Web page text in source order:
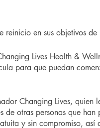
reinicio en sus objetivos de
Lives Health &
para que puedan
Changing Lives, quien
de otras personas que han
y sin compromiso, así